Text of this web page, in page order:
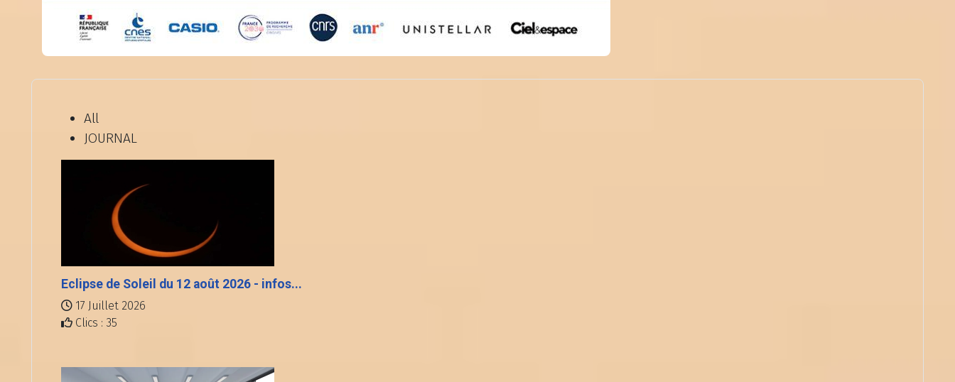
All
JOURNAL
Eclipse de Soleil du 12 août 2026 - infos...
17 Juillet 2026
Clics : 35